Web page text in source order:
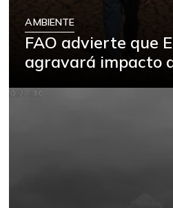
AMBIENTE
FAO advierte que
agravará impacto